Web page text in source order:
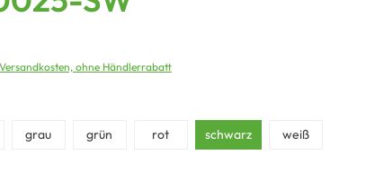
ohne Händlerrabatt
grau grün rot schwarz weiß